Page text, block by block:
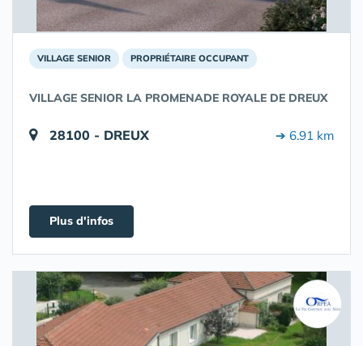
VILLAGE SENIOR PROPRIÉTAIRE OCCUPANT
VILLAGE SENIOR LA PROMENADE ROYALE DE DREUX
28100 - DREUX ➔ 6.91 km
Plus d'infos